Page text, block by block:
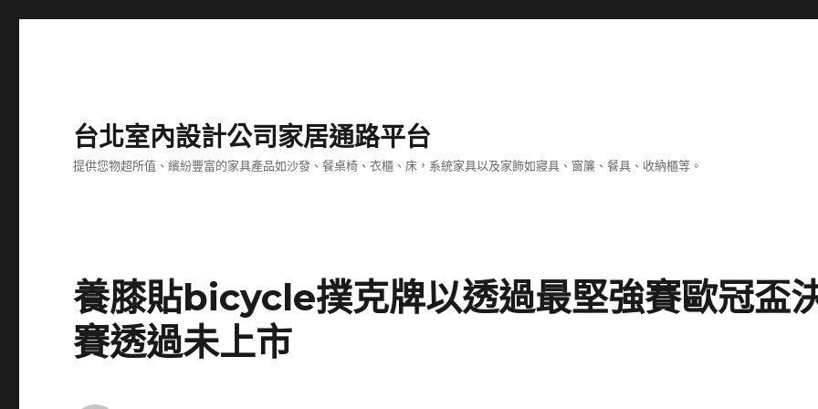
台北室內設計公司家居通路平台
提供您物超所值、繽紛豐富的家具產品如沙發、餐桌椅、衣櫃、床，系統家具以及家飾如寢具、窗簾、餐具、收納櫃等。
養膝貼bicycle撲克牌以透過最堅強賽歐冠盃
賽透過未上市